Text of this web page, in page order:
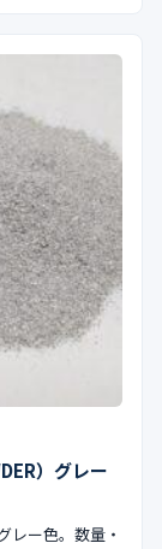
）グレー
レー色。数量・